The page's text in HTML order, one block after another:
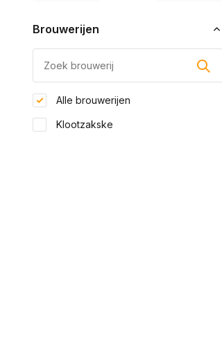
Brouwerijen
Alle brouwerijen
Klootzakske